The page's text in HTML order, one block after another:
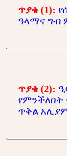
ጥያቄ (1):
ዓላማና ግብ
ጥያቄ (2):
የምንችለበት
ጥቅል